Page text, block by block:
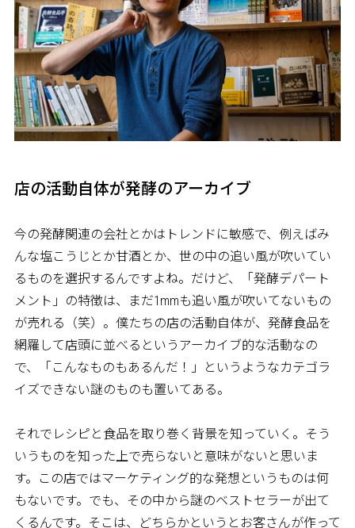
店の活動自体が発酵のアーカイブ
今の発酵関連の会社とかはトレンドに敏感で、例えばみ
んな塩こうじとか甘酒とか、世の中の追い風が吹いてい
るものを選択するんですよね。だけど、「発酵デパート
メント」の特徴は、まだ1mmも追い風が吹いてないもの
が売れる（笑）。僕たちの店の活動自体が、発酵食品を
網羅して店頭に並べるというアーカイブ的な活動なの
で、「こんなものもあるんだ！」というようなカテゴラ
イズできない謎のものも置いてある。
それでレシピと食品を取り巻く背景を知っていく。そう
いうものを知った上で売らないと意味がないと思いま
す。この店ではマーケティング的な発想というものは何
もないです。でも、その中から謎のベストセラーが出て
くるんです。そこは、どちらかというとお客さんが作って